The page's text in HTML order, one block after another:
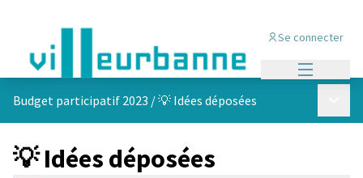
Se connecter
Budget participatif 2023 /💡 Idées déposées
💡 Idées déposées